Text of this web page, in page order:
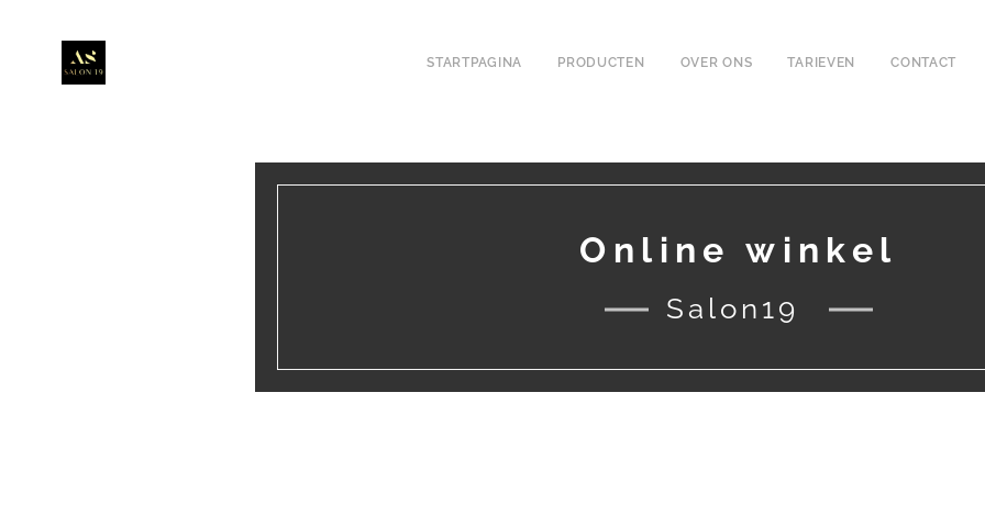
STARTPAGINA PRODUCTEN OVER ONS TARIEVEN CONTACT
Online winkel
Salon19